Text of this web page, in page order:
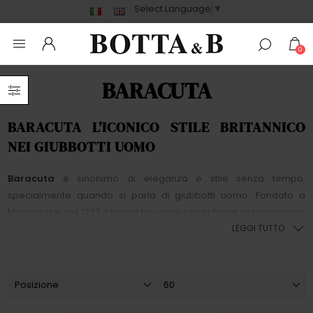
Select Language ▼
0
BARACUTA
BARACUTA L'ICONICO STILE BRITANNICO
NEI GIUBBOTTI UOMO
Baracuta è sinonimo di eleganza e stile senza tempo,
specialmente quando si parla di giubbotti uomo. Fondato a
grazie alla creazione di capi che uniscono funzionalità e design
Steve McQueen
, consolidando il suo status nel
LEGGI TUTTO